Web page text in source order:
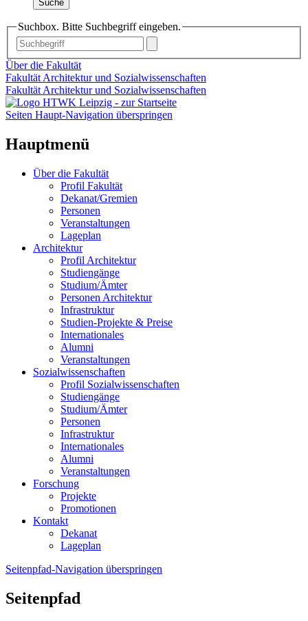
Suche
Suchbox. Bitte Suchbegriff eingeben.
Über die Fakultät
Fakultät Architektur und Sozialwissenschaften
Fakultät Architektur und Sozialwissenschaften
Seiten Haupt-Navigation überspringen
Hauptmenü
Über die Fakultät
Profil Fakultät
Dekanat/Gremien
Personen
Veranstaltungen
Lageplan
Architektur
Profil Architektur
Studiengänge
Studium/Ämter
Personen Architektur
Infrastruktur
Studien-Projekte & Preise
Internationales
Alumni
Veranstaltungen
Sozialwissenschaften
Profil Sozialwissenschaften
Studiengänge
Studium/Ämter
Personen
Infrastruktur
Internationales
Alumni
Veranstaltungen
Forschung
Projekte
Promotionen
Kontakt
Dekanat
Lageplan
Seitenpfad-Navigation überspringen
Seitenpfad